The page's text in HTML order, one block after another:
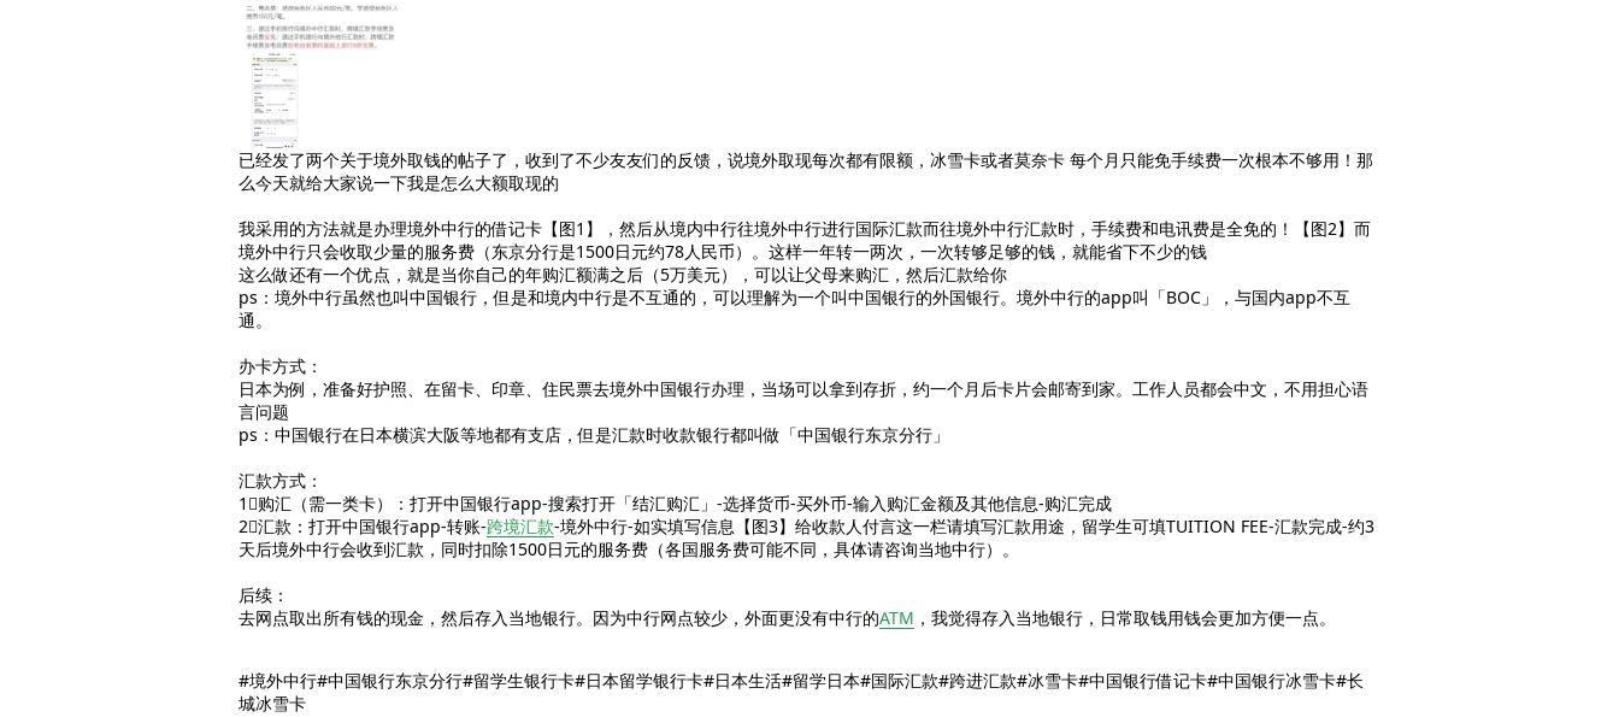
已经发了两个关于境外取钱的帖子了，收到了不少友友们的反馈，说境外取现每次都有限额，冰雪卡或者莫奈卡 每个月只能免手续费一次根本不够用！那
么今天就给大家说一下我是怎么大额取现的
我采用的方法就是办理境外中行的借记卡【图1】，然后从境内中行往境外中行进行国际汇款而往境外中行汇款时，手续费和电讯费是全免的！【图2】而
境外中行只会收取少量的服务费（东京分行是1500日元约78人民币）。这样一年转一两次，一次转够足够的钱，就能省下不少的钱
这么做还有一个优点，就是当你自己的年购汇额满之后（5万美元），可以让父母来购汇，然后汇款给你
ps：境外中行虽然也叫中国银行，但是和境内中行是不互通的，可以理解为一个叫中国银行的外国银行。境外中行的app叫「BOC」，与国内app不互
通。
办卡方式：
日本为例，准备好护照、在留卡、印章、住民票去境外中国银行办理，当场可以拿到存折，约一个月后卡片会邮寄到家。工作人员都会中文，不用担心语
言问题
ps：中国银行在日本横滨大阪等地都有支店，但是汇款时收款银行都叫做「中国银行东京分行」
汇款方式：
1⃣️购汇（需一类卡）：打开中国银行app-搜索打开「结汇购汇」-选择货币-买外币-输入购汇金额及其他信息-购汇完成
2⃣️汇款：打开中国银行app-转账-跨境汇款-境外中行-如实填写信息【图3】给收款人付言这一栏请填写汇款用途，留学生可填TUITION FEE-汇款完成-约3
天后境外中行会收到汇款，同时扣除1500日元的服务费（各国服务费可能不同，具体请咨询当地中行）。
后续：
去网点取出所有钱的现金，然后存入当地银行。因为中行网点较少，外面更没有中行的ATM ，我觉得存入当地银行，日常取钱用钱会更加方便一点。
#境外中行#中国银行东京分行#留学生银行卡#日本留学银行卡#日本生活#留学日本#国际汇款#跨进汇款#冰雪卡#中国银行借记卡#中国银行冰雪卡#长
城冰雪卡